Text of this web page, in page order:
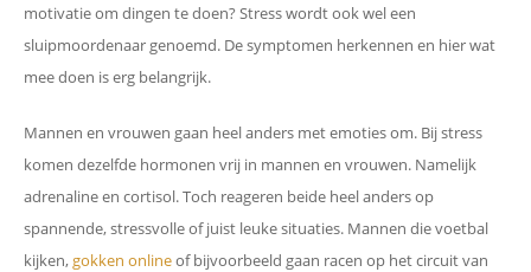
motivatie om dingen te doen? Stress wordt ook wel een
sluipmoordenaar genoemd. De symptomen herkennen en hier wat
mee doen is erg belangrijk.
Mannen en vrouwen gaan heel anders met emoties om. Bij stress
komen dezelfde hormonen vrij in mannen en vrouwen. Namelijk
adrenaline en cortisol. Toch reageren beide heel anders op
spannende, stressvolle of juist leuke situaties. Mannen die voetbal
kijken,gokken onlineof bijvoorbeeld gaan racen op het circuit van